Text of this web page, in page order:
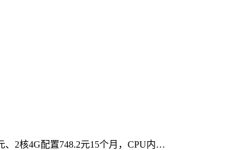
、2核4G配置748.2元15个月，CPU内…